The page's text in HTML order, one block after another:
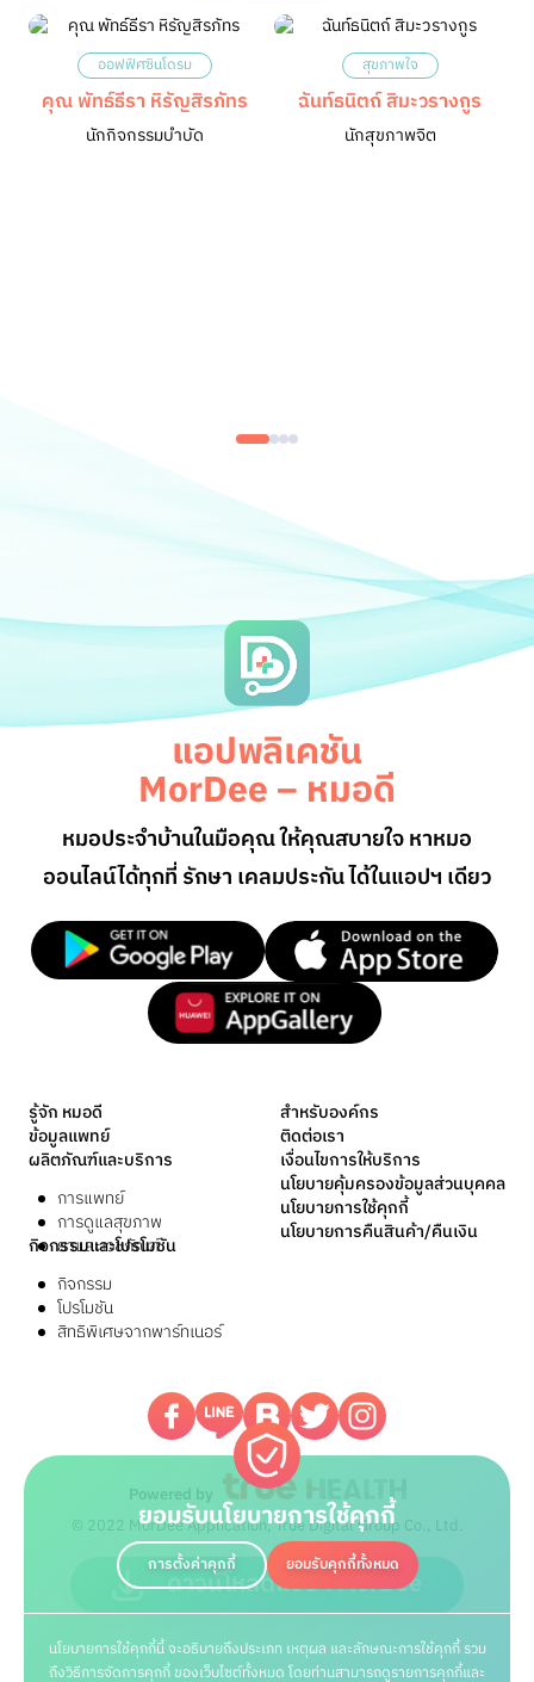
ดาวน์โหลดแอปฯ MorDee
ออฟฟิศซินโดรม
คุณ พัทธ์ธีรา หิรัญสิรภัทร
นักกิจกรรมบำบัด
สุขภาพใจ
ฉันท์ธนิตถ์ สิมะวรางกูร
นักสุขภาพจิต
ยอมรับนโยบายการใช้คุกกี้
การตั้งค่าคุกกี้ ยอมรับคุกกี้ทั้งหมด
นโยบายการใช้คุกกี้นี้ จะอธิบายถึงประเภท เหตุผล และลักษณะการใช้คุกกี้ รวม
ถึงวิธีการจัดการคุกกี้ ของเว็บไซต์ทั้งหมด โดยท่านสามารถดูรายการคุกกี้และ
แอปพลิเคชัน
MorDee – หมอดี
หมอประจำบ้านในมือคุณ ให้คุณสบายใจ หาหมอ
ออนไลน์ได้ทุกที่ รักษา เคลมประกัน ได้ในแอปฯ เดียว
รู้จัก หมอดี
ข้อมูลแพทย์
ผลิตภัณฑ์และบริการ
การแพทย์
การดูแลสุขภาพ
ยาและเวชภัณฑ์
กิจกรรมและโปรโมชัน
กิจกรรม
โปรโมชัน
สิทธิพิเศษจากพาร์ทเนอร์
สำหรับองค์กร
ติดต่อเรา
เงื่อนไขการให้บริการ
นโยบายคุ้มครองข้อมูลส่วนบุคคล
นโยบายการใช้คุกกี้
นโยบายการคืนสินค้า/คืนเงิน
Powered by
© 2022 MorDee Application, True Digital Group Co., Ltd.